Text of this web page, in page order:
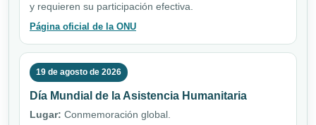
y requieren su participación efectiva.
Página oficial de la ONU
19 de agosto de 2026
Día Mundial de la Asistencia Humanitaria
Lugar: Conmemoración global.